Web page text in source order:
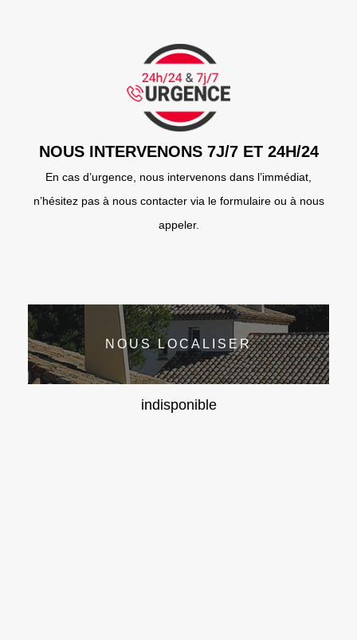
NOUS INTERVENONS 7J/7 ET 24H/24
En cas d’urgence, nous intervenons dans l’immédiat,
n’hésitez pas à nous contacter via le formulaire ou à nous
appeler.
NOUS LOCALISER
indisponible